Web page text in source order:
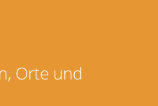
Orte und